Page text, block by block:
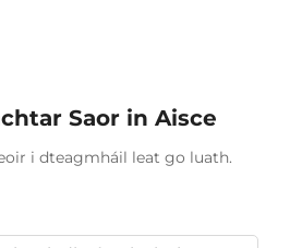
Saor in Aisce
i dteagmháil leat go luath.